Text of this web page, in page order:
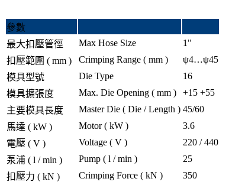
參數
最大扣壓管徑
Max Hose Size
1"
扣壓範圍 ( mm )
Crimping Range ( mm )
ψ4…ψ45
模具型號
Die Type
16
模具擴張度
Max. Die Opening ( mm )
+15 +55
主要模具長度
Master Die ( Die / Length ) 45/60
馬達 ( kW )
Motor ( kW )
3.6
電壓 ( V )
Voltage ( V )
220 / 440
泵浦 ( l / min )
Pump ( l / min )
25
扣壓力 ( kN )
Crimping Force ( kN )
350